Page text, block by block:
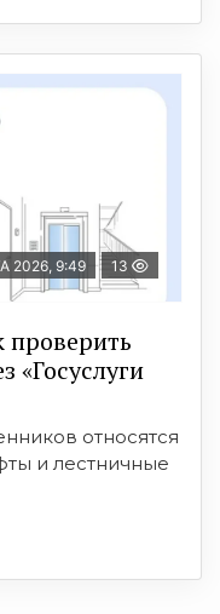
2026, 9:49 13
проверить
«Госуслуги
относятся
и лестничные